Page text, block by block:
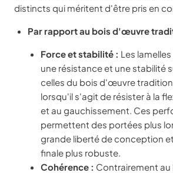
distincts qui méritent d'être pris en
Par rapport au bois d'œuvre
Force et stabilité : Les
une résistance et une stabilité
celles du bois d'œuvre
lorsqu'il s'agit de résister à la
et au gauchissement. Ces
permettent des portées plus
grande liberté de conception
finale plus robuste.
Cohérence : Contrairement